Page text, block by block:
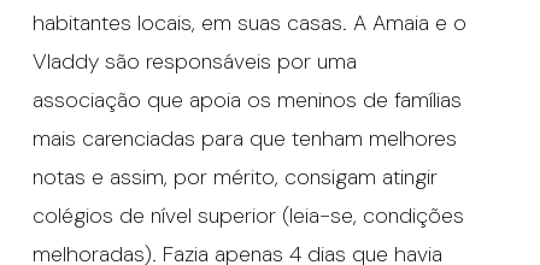
habitantes locais, em suas casas. A Amaia e o
Vladdy são responsáveis por uma
associação que apoia os meninos de famílias
mais carenciadas para que tenham melhores
notas e assim, por mérito, consigam atingir
colégios de nível superior (leia-se, condições
melhoradas). Fazia apenas 4 dias que havia